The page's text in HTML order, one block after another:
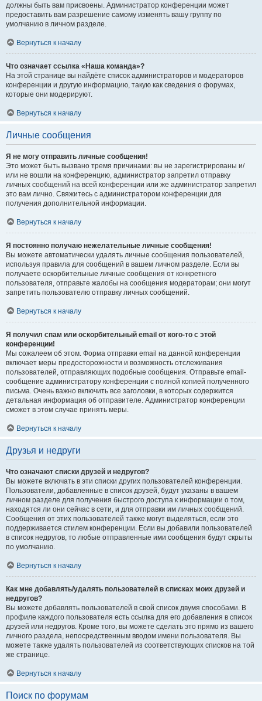
должны быть вам присвоены. Администратор конференции может
предоставить вам разрешение самому изменять вашу группу по
умолчанию в личном разделе.
Вернуться к началу
Что означает ссылка «Наша команда»?
На этой странице вы найдёте список администраторов и модераторов
конференции и другую информацию, такую как сведения о форумах,
которые они модерируют.
Вернуться к началу
Личные сообщения
Я не могу отправить личные сообщения!
Это может быть вызвано тремя причинами: вы не зарегистрированы и/
или не вошли на конференцию, администратор запретил отправку
личных сообщений на всей конференции или же администратор запретил
это вам лично. Свяжитесь с администратором конференции для
получения дополнительной информации.
Вернуться к началу
Я постоянно получаю нежелательные личные сообщения!
Вы можете автоматически удалять личные сообщения пользователей,
используя правила для сообщений в вашем личном разделе. Если вы
получаете оскорбительные личные сообщения от конкретного
пользователя, отправьте жалобы на сообщения модераторам; они могут
запретить пользователю отправку личных сообщений.
Вернуться к началу
Я получил спам или оскорбительный email от кого-то с этой
конференции!
Мы сожалеем об этом. Форма отправки email на данной конференции
включает меры предосторожности и возможность отслеживания
пользователей, отправляющих подобные сообщения. Отправьте email-
сообщение администратору конференции с полной копией полученного
письма. Очень важно включить все заголовки, в которых содержится
детальная информация об отправителе. Администратор конференции
сможет в этом случае принять меры.
Вернуться к началу
Друзья и недруги
Что означают списки друзей и недругов?
Вы можете включать в эти списки других пользователей конференции.
Пользователи, добавленные в список друзей, будут указаны в вашем
личном разделе для получения быстрого доступа к информации о том,
находятся ли они сейчас в сети, и для отправки им личных сообщений.
Сообщения от этих пользователей также могут выделяться, если это
поддерживается стилем конференции. Если вы добавили пользователей
в список недругов, то любые отправленные ими сообщения будут скрыты
по умолчанию.
Вернуться к началу
Как мне добавлять/удалять пользователей в списках моих друзей и
недругов?
Вы можете добавлять пользователей в свой список двумя способами. В
профиле каждого пользователя есть ссылка для его добавления в список
друзей или недругов. Кроме того, вы можете сделать это прямо из вашего
личного раздела, непосредственным вводом имени пользователя. Вы
можете также удалять пользователей из соответствующих списков на той
же странице.
Вернуться к началу
Поиск по форумам